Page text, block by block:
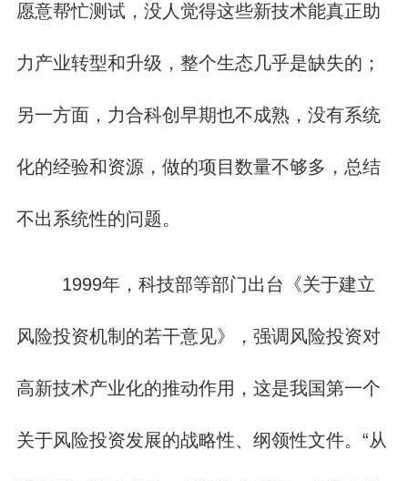
愿意帮忙测试，没人觉得这些新技术能真正助
力产业转型和升级，整个生态几乎是缺失的；
另一方面，力合科创早期也不成熟，没有系统
化的经验和资源，做的项目数量不够多，总结
不出系统性的问题。
1999年，科技部等部门出台《关于建立
风险投资机制的若干意见》，强调风险投资对
高新技术产业化的推动作用，这是我国第一个
关于风险投资发展的战略性、纲领性文件。“从